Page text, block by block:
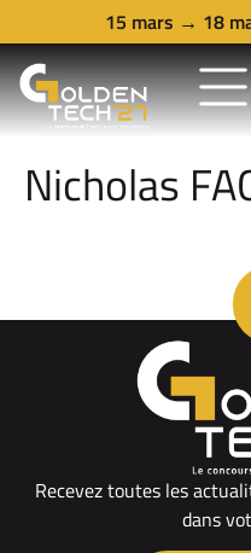
15 mars → 18
Nicholas
Recevez toutes les
dans